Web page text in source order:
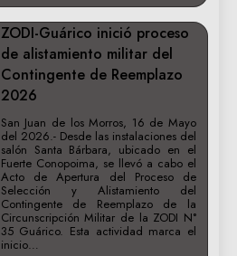
ZODI-Guárico inició proceso
de alistamiento militar del
Contingente de Reemplazo
2026
San Juan de los Morros, 16 de Mayo
del 2026.- Desde las instalaciones del
salón Santa Bárbara, ubicado en el
Fuerte Conopoima, se llevó a cabo el
Acto de Apertura del Proceso de
Selección y Alistamiento del
Contingente de Reemplazo de la
Circunscripción Militar de la ZODI N°
35 Guárico. Esta actividad marca el
inicio…